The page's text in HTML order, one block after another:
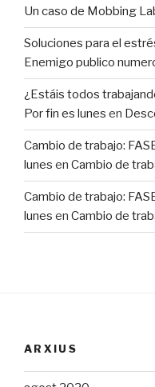
Un caso de Mobbing
Soluciones para el
Enemigo publico
¿Estáis todos
Por fin es lunes en
Cambio de trabajo:
lunes en Cambio de
Cambio de trabajo:
lunes en Cambio de
ARXIUS